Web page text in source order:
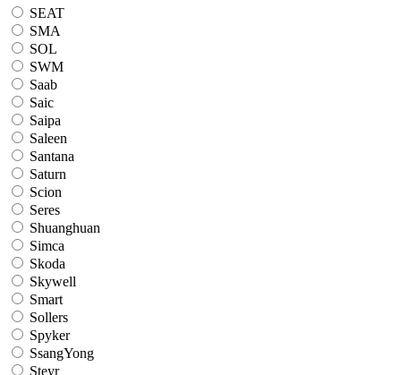
SEAT
SMA
SOL
SWM
Saab
Saic
Saipa
Saleen
Santana
Saturn
Scion
Seres
Shuanghuan
Simca
Skoda
Skywell
Smart
Sollers
Spyker
SsangYong
Steyr